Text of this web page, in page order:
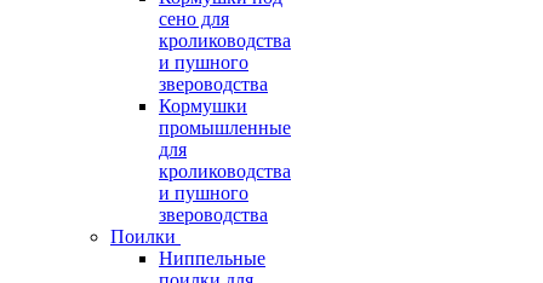
сено для
кролиководства
и пушного
звероводства
Кормушки
промышленные
для
кролиководства
и пушного
звероводства
Поилки
Ниппельные